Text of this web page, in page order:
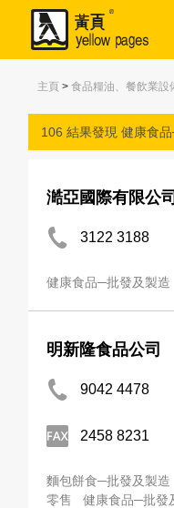
主頁 > 食品糧油、餐飲業設
106 結果發現 健康食
澔亞國際有限公司
3122 3188
健康食品─批發及製造
明新隆食品公司
9042 4478
2458 8231
麵包餅食─批發及製造
零售
健康食品─批發